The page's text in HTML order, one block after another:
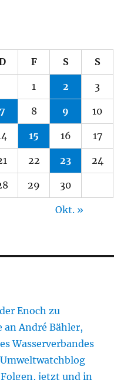
F S S
1 2 3
7 8 9 10
15 16 17
22 23 24
29 30
Okt. »
Enoch zu
André Bähler,
Wasserverbandes
jetzt und in